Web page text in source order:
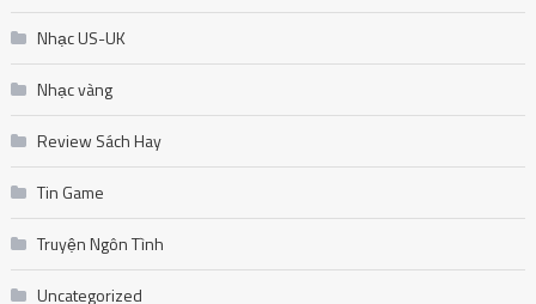
Nhạc US-UK
Nhạc vàng
Review Sách Hay
Tin Game
Truyện Ngôn Tình
Uncategorized